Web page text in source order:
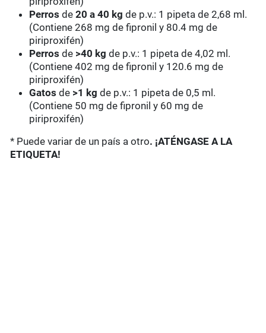
Perros de20 a 40 kg de p.v.: 1 pipeta de 2,68 ml.
(Contiene 268 mg de fipronil y 80.4 mg de
piriproxifén)
Perros de >40 kg de p.v.: 1 pipeta de 4,02 ml.
(Contiene 402 mg de fipronil y 120.6 mg de
piriproxifén)
Gatos de >1 kg de p.v.: 1 pipeta de 0,5 ml.
(Contiene 50 mg de fipronil y 60 mg de
piriproxifén)
* Puede variar de un país a otro. ¡ATÉNGASE A LA
ETIQUETA!